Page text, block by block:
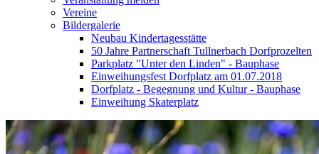
Vereine
Bildergalerie
Neubau Kindertagesstätte
50 Jahre Partnerschaft Tullnerbach Dorfprozelten
Parkplatz "Unter den Linden" - Bauphase
Einweihungsfest Dorfplatz am 01.07.2018
Dorfplatz - Begegnung und Kultur - Bauphase
Einweihung Skaterplatz